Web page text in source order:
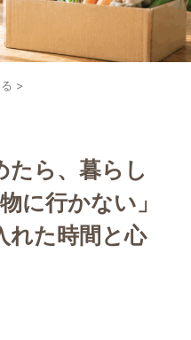
>
たら、暮らし
に行かない」
れた時間と心